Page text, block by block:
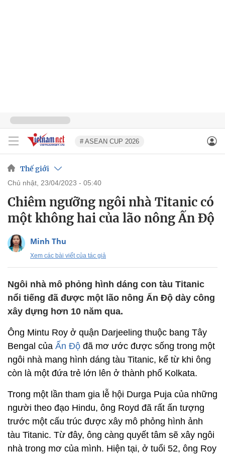
# ASEAN CUP 2026
Thế giới
chủ nhật, 23/04/2023 - 05:40
Chiêm ngưỡng ngôi nhà Titanic có
một không hai của lão nông Ấn Độ
Minh Thu
Xem các bài viết của tác giả
Ngôi nhà mô phỏng hình dáng con tàu Titanic
nổi tiếng đã được một lão nông Ấn Độ dày công
xây dựng hơn 10 năm qua.
Ông Mintu Roy ở quận Darjeeling thuộc bang Tây
Bengal của Ấn Độ đã mơ ước được sống trong một
ngôi nhà mang hình dáng tàu Titanic, kể từ khi ông
còn là một đứa trẻ lớn lên ở thành phố Kolkata.
Trong một lần tham gia lễ hội Durga Puja của những
người theo đạo Hindu, ông Royd đã rất ấn tượng
trước một cấu trúc được xây mô phỏng hình ảnh
tàu Titanic. Từ đây, ông càng quyết tâm sẽ xây ngôi
nhà trong mơ của mình. Hiện tại, ở tuổi 52, ông Roy